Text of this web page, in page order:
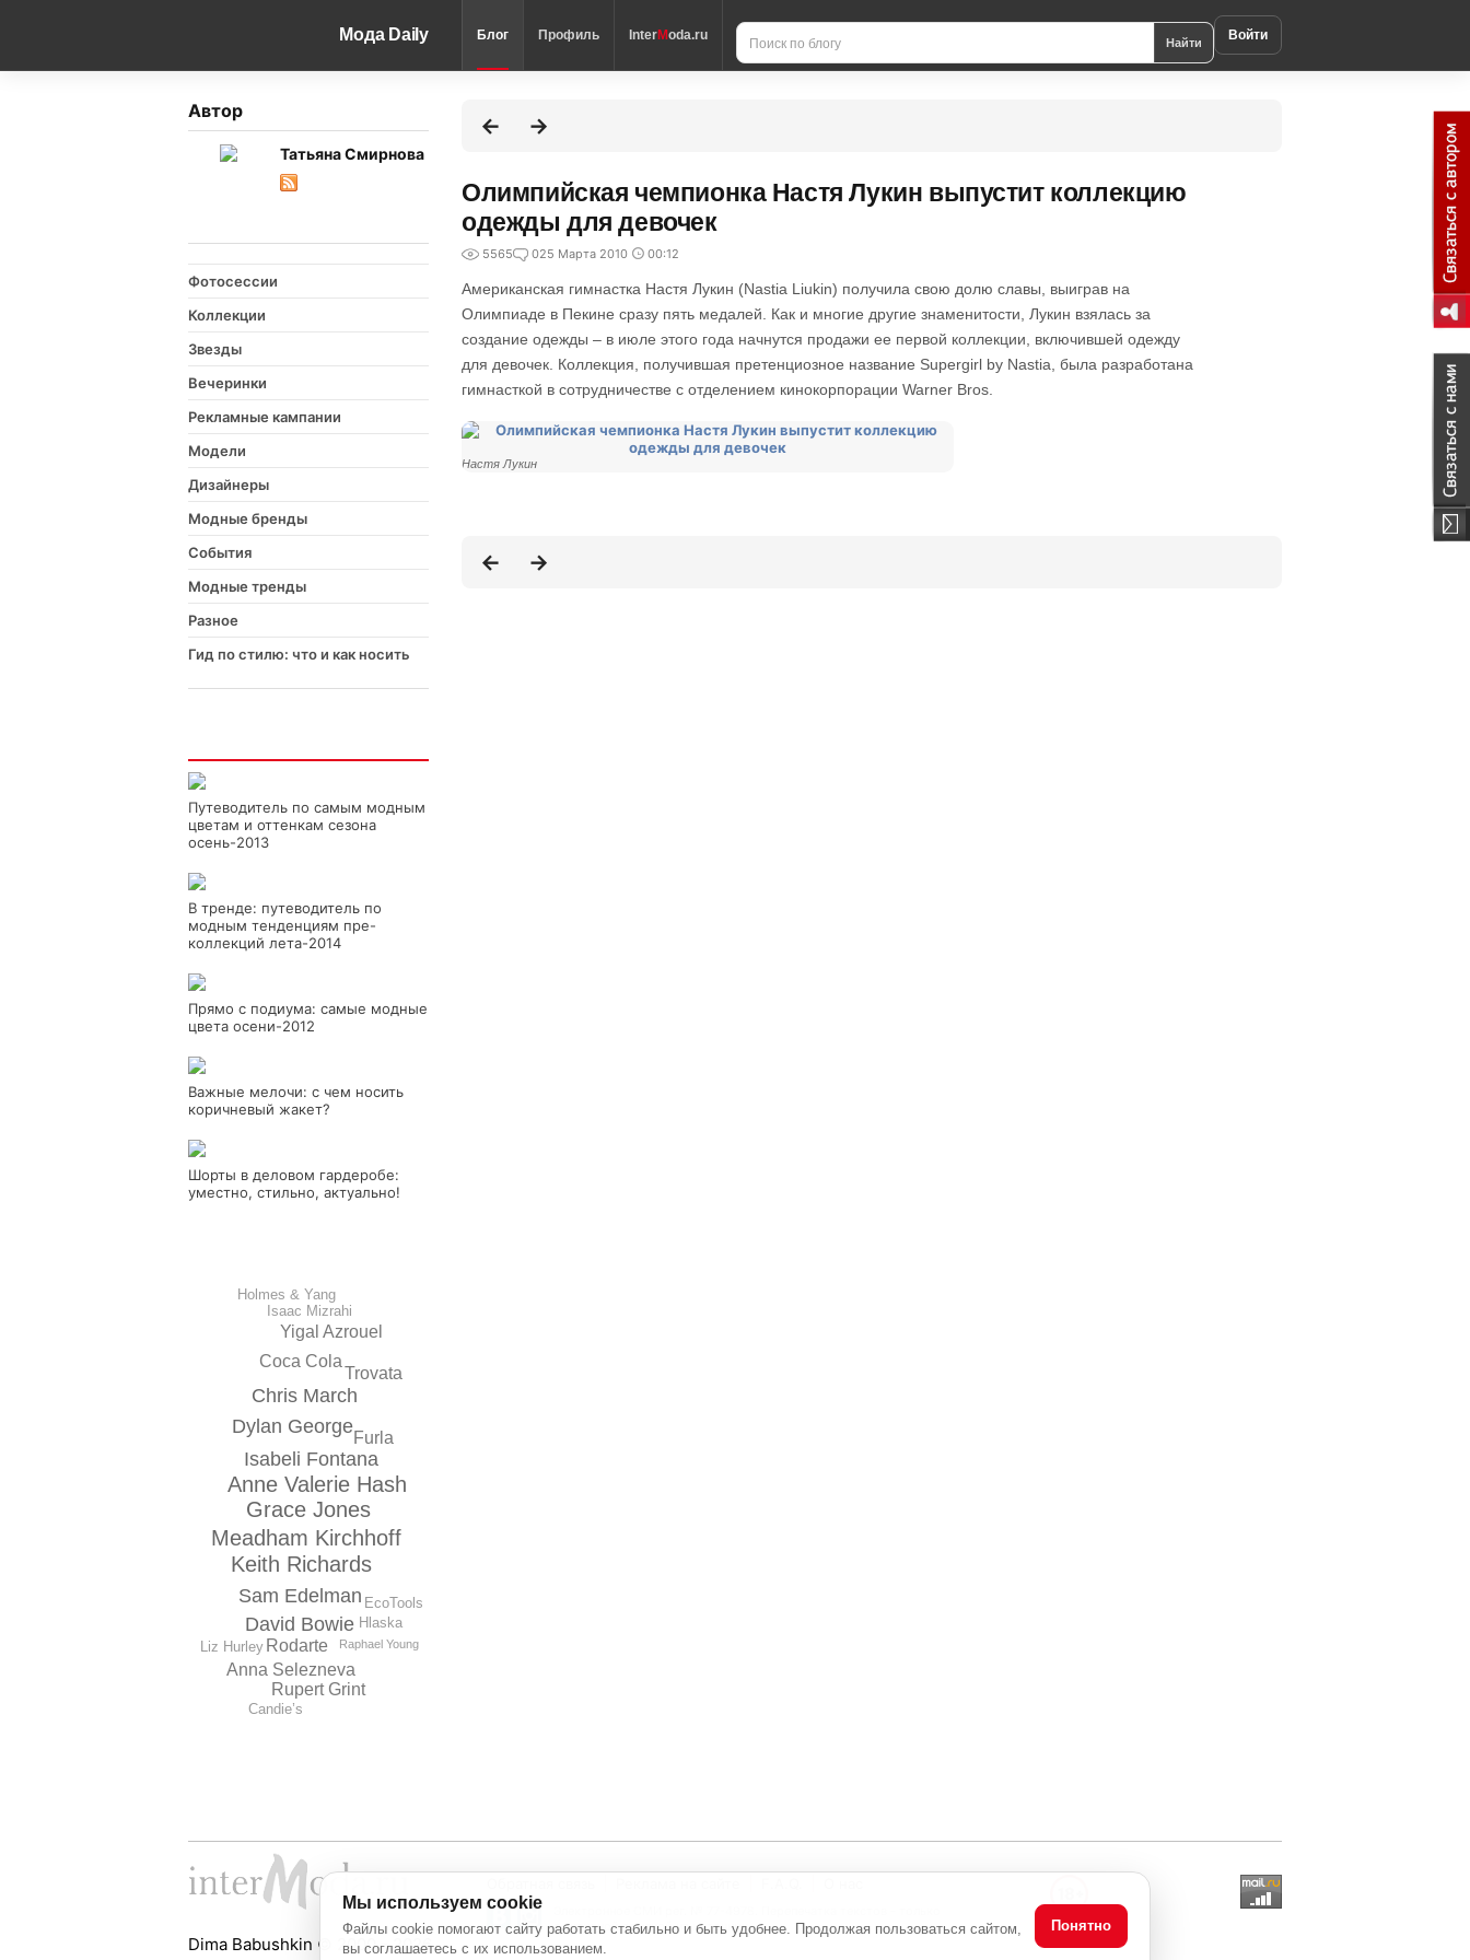
Мода Daily Блог Профиль InterModa.ru Найти Войти
Автор
Татьяна Смирнова
Фотосессии
Коллекции
Звезды
Вечеринки
Рекламные кампании
Модели
Дизайнеры
Модные бренды
События
Модные тренды
Разное
Гид по стилю: что и как носить
Путеводитель по самым модным
цветам и оттенкам сезона
осень-2013
В тренде: путеводитель по
модным тенденциям пре-
коллекций лета-2014
Прямо с подиума: самые модные
цвета осени-2012
Важные мелочи: с чем носить
коричневый жакет?
Шорты в деловом гардеробе:
уместно, стильно, актуально!
Grace Jones
Meadham Kirchhoff
Anne Valerie Hash
Keith Richards
Isabeli Fontana
Dylan George
Sam Edelman
David Bowie
Chris March
Rodarte
Furla
Coca Cola
Anna Selezneva
Rupert Grint
Yigal Azrouel
Trovata
EcoTools
Isaac Mizrahi
Holmes & Yang
Hlaska
Candie’s
Liz Hurley Raphael Young
Олимпийская чемпионка Настя Лукин выпустит коллекцию
одежды для девочек
5565 025 Марта 2010 00:12
Американская гимнастка Настя Лукин (Nastia Liukin) получила свою долю славы, выиграв на
Олимпиаде в Пекине сразу пять медалей. Как и многие другие знаменитости, Лукин взялась за
создание одежды – в июле этого года начнутся продажи ее первой коллекции, включившей одежду
для девочек. Коллекция, получившая претенциозное название Supergirl by Nastia, была разработана
гимнасткой в сотрудничестве с отделением кинокорпорации Warner Bros.
Настя Лукин
Dima Babushkin © 2000 - 2026
с активной ссылкой на источник
Мы используем cookie
Файлы cookie помогают сайту работать стабильно и быть удобнее. Продолжая пользоваться сайтом,
вы соглашаетесь с их использованием.
Понятно